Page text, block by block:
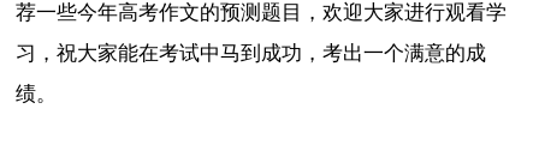
荐一些今年高考作文的预测题目，欢迎大家进行观看学
习，祝大家能在考试中马到成功，考出一个满意的成
绩。